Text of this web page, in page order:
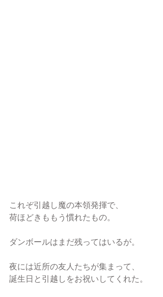
これぞ引越し魔の本領発揮で、
荷ほどきももう慣れたもの。
ダンボールはまだ残ってはいるが。
夜には近所の友人たちが集まって、
誕生日と引越しをお祝いしてくれた。